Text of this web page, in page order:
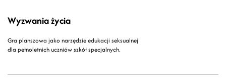
Wyzwania życia
Gra planszowa jako narzędzie edukacji seksualnej
dla pełnoletnich uczniów szkół specjalnych.